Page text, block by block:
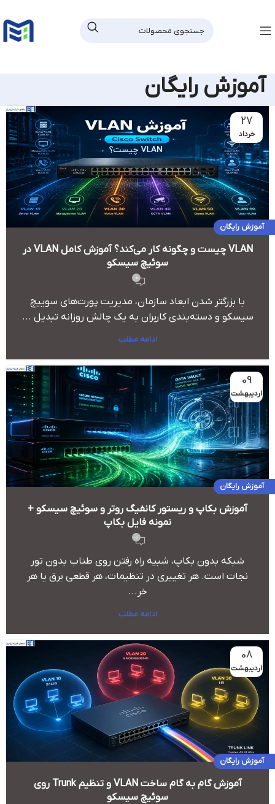
آموزش رایگان
27
خرداد
آموزش رایگان
VLAN چیست و چگونه کار می‌کند؟ آموزش کامل VLAN در
سوئیچ سیسکو
0
با بزرگتر شدن ابعاد سازمان، مدیریت پورت‌های سوییچ
سیسکو و دسته‌بندی کاربران به یک چالش روزانه تبدیل ...
ادامه مطلب
09
اردیبهشت
آموزش رایگان
آموزش بکاپ و ریستور کانفیگ روتر و سوئیچ سیسکو +
نمونه فایل بکاپ
0
شبکه بدون بکاپ، شبیه راه رفتن روی طناب بدون تور
نجات است. هر تغییری در تنظیمات، هر قطعی برق یا هر
خر...
ادامه مطلب
08
اردیبهشت
آموزش رایگان
آموزش گام به گام ساخت VLAN و تنظیم Trunk روی
سوئیچ سیسکو